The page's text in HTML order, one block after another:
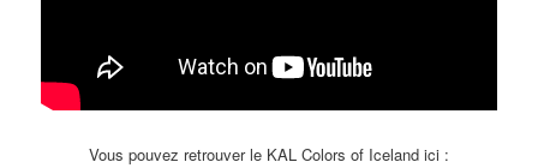
Vous pouvez retrouver le KAL Colors of Iceland ici :